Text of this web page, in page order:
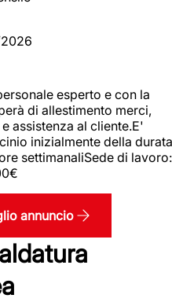
esperto e con la
di allestimento merci,
assistenza al cliente.E'
inizialmente della durata
settimanaliSede di lavoro:
annuncio